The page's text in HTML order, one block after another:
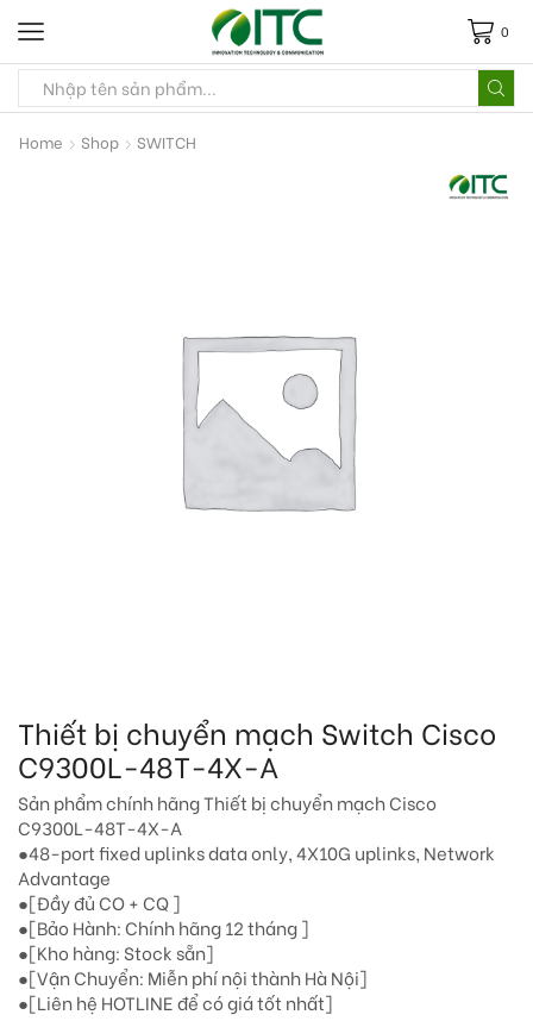
0
Home Shop SWITCH
Thiết bị chuyển mạch Switch Cisco
C9300L-48T-4X-A
Sản phẩm chính hãng Thiết bị chuyển mạch Cisco
C9300L-48T-4X-A
●48-port fixed uplinks data only, 4X10G uplinks, Network
Advantage
●[Đầy đủ CO + CQ ]
●[Bảo Hành: Chính hãng 12 tháng ]
●[Kho hàng: Stock sẵn]
●[Vận Chuyển: Miễn phí nội thành Hà Nội]
●[Liên hệ HOTLINE để có giá tốt nhất]